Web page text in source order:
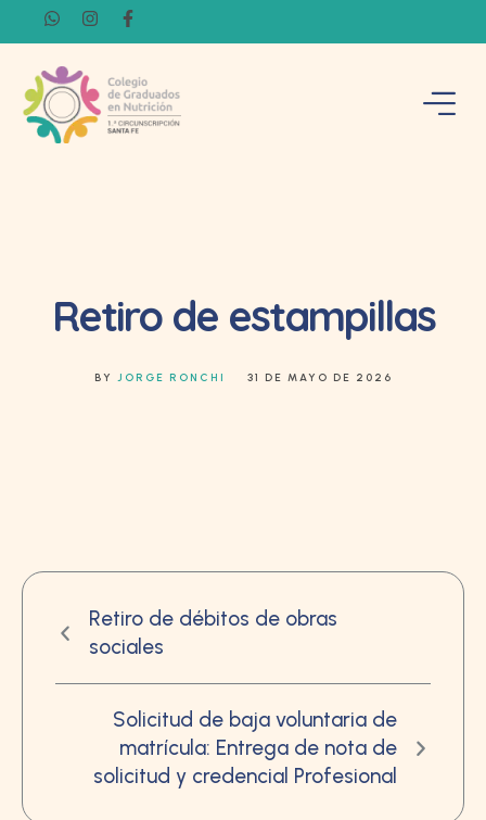
Retiro de estampillas
BY JORGE RONCHI 31 DE MAYO DE 2026
Retiro de débitos de obras
sociales
Solicitud de baja voluntaria de
matrícula: Entrega de nota de
solicitud y credencial Profesional